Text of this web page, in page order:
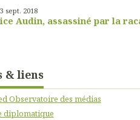
sept. 2018
Audin, assassiné par la
& liens
Observatoire des médias
diplomatique